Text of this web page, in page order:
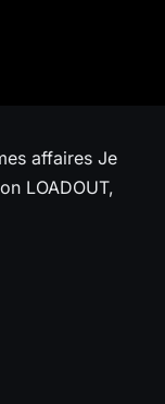
affaires Je
LOADOUT,